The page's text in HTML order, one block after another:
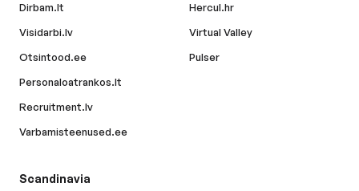
Dirbam.lt
Visidarbi.lv
Otsintood.ee
Personaloatrankos.lt
Recruitment.lv
Varbamisteenused.ee
Hercul.hr
Virtual Valley
Pulser
Scandinavia